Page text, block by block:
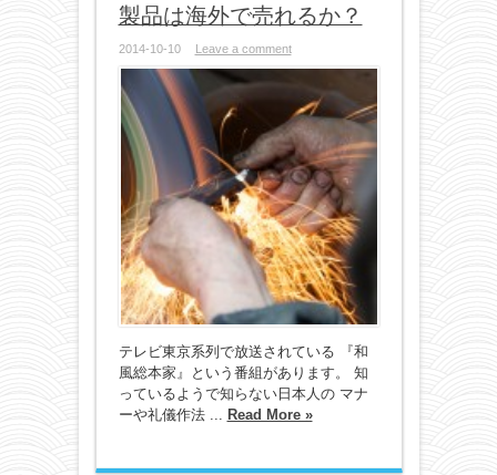
製品は海外で売れるか？
2014-10-10 Leave a comment
テレビ東京系列で放送されている 『和
風総本家』という番組があります。 知
っているようで知らない日本人の マナ
ーや礼儀作法 ... Read More »